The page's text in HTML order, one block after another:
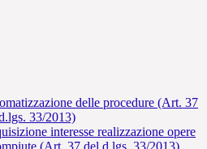
delle procedure (Art. 37
33/2013)
interesse realizzazione opere